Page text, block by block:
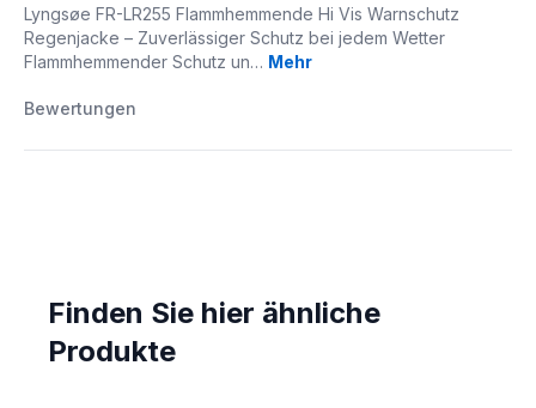
Lyngsøe FR-LR255 Flammhemmende Hi Vis Warnschutz
Regenjacke – Zuverlässiger Schutz bei jedem Wetter
Flammhemmender Schutz un… Mehr
Bewertungen
Finden Sie hier ähnliche
Produkte